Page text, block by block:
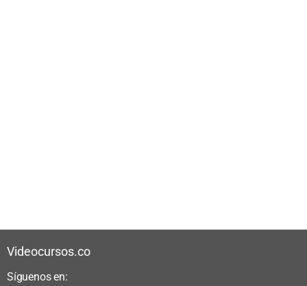
Videocursos.co
Síguenos en: